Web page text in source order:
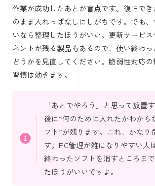
作業が成功したあとが盲点です。復旧でき
のまま入れっぱなしにしがちです。でも
いなら整理したほうがいい。更新サービ
ネントが残る製品もあるので、使い終わ
どうかを見直してください。脆弱性対応
習慣は効きます。
「あとでやろう」と思って放置
後に“何のために入れたかわから
フト”が残ります。これ、かなり
す。PC管理が雑になりやすい人
終わったソフトを消すところま
たほうがいいですよ。